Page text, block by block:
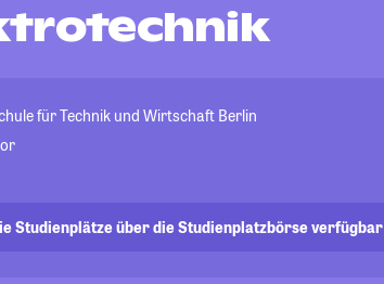
für Technik und Wirtschaft Berlin
Studienplätze über die Studienplatzbörse verfügbar